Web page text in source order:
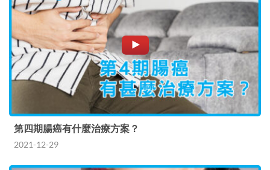
第四期腸癌有什麼治療方案？
2021-12-29